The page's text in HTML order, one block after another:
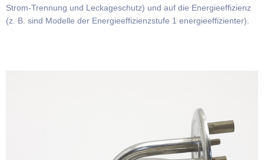
Strom-Trennung und Leckageschutz) und auf die Energieeffizienz
(z. B. sind Modelle der Energieeffizienzstufe 1 energieeffizienter).